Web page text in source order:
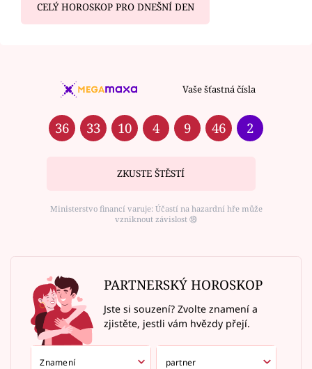
CELÝ HOROSKOP PRO DNEŠNÍ DEN
Vaše šťastná čísla
36 33 10 4 9 46 2
ZKUSTE ŠTĚSTÍ
Ministerstvo financí varuje: Účastí na hazardní hře může
vzniknout závislost ⑱
PARTNERSKÝ HOROSKOP
Jste si souzení? Zvolte znamení a
zjistěte, jestli vám hvězdy přejí.